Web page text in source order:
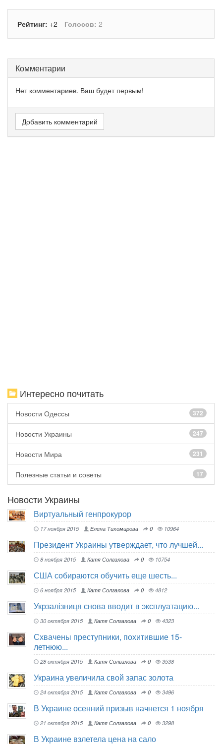
Рейтинг: +2 Голосов: 2
Комментарии
Нет комментариев. Ваш будет первым!
Добавить комментарий
Интересно почитать
Новости Одессы 372
Новости Украины 247
Новости Мира 231
Полезные статьи и советы 17
Новости Украины
Виртуальный генпрокурор
17 ноября 2015 Елена Тихомирова 0 10964
Президент Украины утверждает, что лучшей...
8 ноября 2015 Катя Солгалова 0 10754
США собираются обучить еще шесть...
6 ноября 2015 Катя Солгалова 0 4812
Укрзалізниця снова вводит в эксплуатацию...
30 октября 2015 Катя Солгалова 0 4323
Схвачены преступники, похитившие 15-
летнюю...
28 октября 2015 Катя Солгалова 0 3538
Украина увеличила свой запас золота
24 октября 2015 Катя Солгалова 0 3496
В Украине осенний призыв начнется 1 ноября
21 октября 2015 Катя Солгалова 0 3298
В Украине взлетела цена на сало